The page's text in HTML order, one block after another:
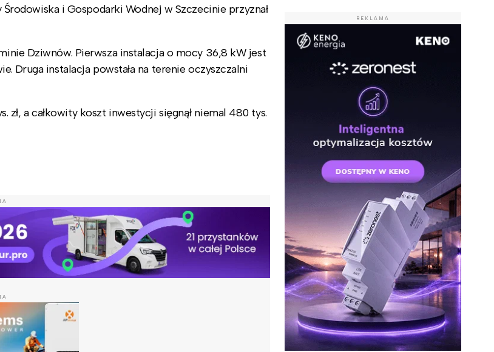
i Gospodarki Wodnej w Szczecinie przyznał
Dziwnów. Pierwsza instalacja o mocy 36,8 kW jest
Druga instalacja powstała na terenie oczyszczalni
a całkowity koszt inwestycji sięgnął niemal 480 tys.
REKLAMA